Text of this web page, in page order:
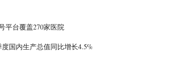
平台覆盖270家医院
国内生产总值同比增长4.5%